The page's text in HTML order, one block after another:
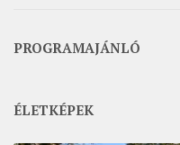
PROGRAMAJÁNLÓ
ÉLETKÉPEK